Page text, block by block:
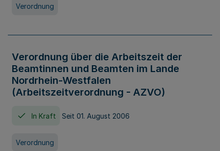
Verordnung
Verordnung über die Arbeitszeit der
Beamtinnen und Beamten im Lande
Nordrhein-Westfalen
(Arbeitszeitverordnung - AZVO)
In Kraft Seit 01. August 2006
Verordnung